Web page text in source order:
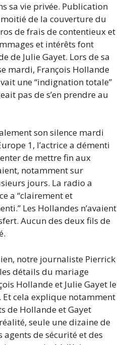
sa vie privée. Publication
de la couverture du
de frais de contentieux et
et intérêts font
de Julie Gayet. Lors de sa
mardi, François Hollande
une “indignation totale”
pas de s’en prendre au
son silence mardi
1, l’actrice a démenti
de mettre fin aux
notamment sur
jours. La radio a
a “clairement et
Les Hollandes n’avaient
Aucun des deux fils de
notre journaliste Pierrick
détails du mariage
Hollande et Julie Gayet le
Et cela explique notamment
de Hollande et Gayet
seule une dizaine de
agents de sécurité et des